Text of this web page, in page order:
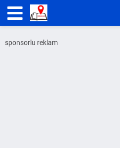
sponsorlu reklam